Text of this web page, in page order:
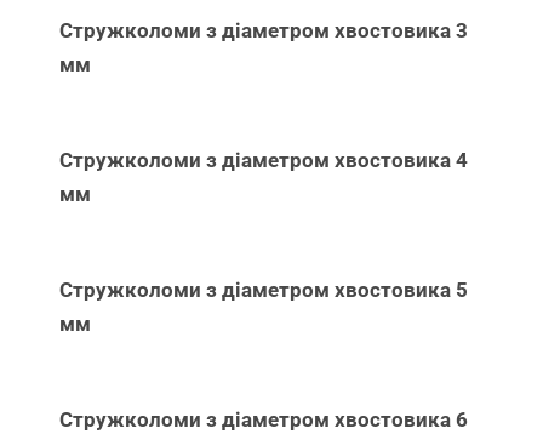
Стружколоми з діаметром хвостовика 3
мм
Стружколоми з діаметром хвостовика 4
мм
Стружколоми з діаметром хвостовика 5
мм
Стружколоми з діаметром хвостовика 6